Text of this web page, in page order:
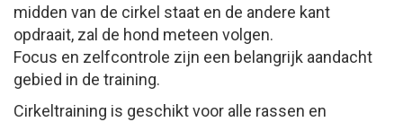
midden van de cirkel staat en de andere kant
opdraait, zal de hond meteen volgen.
Focus en zelfcontrole zijn een belangrijk aandacht
gebied in de training.
Cirkeltraining is geschikt voor alle rassen en